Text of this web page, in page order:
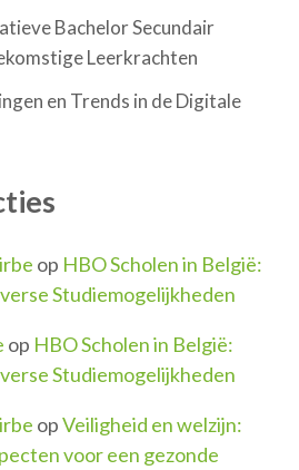
Bachelor Secundair
Leerkrachten
en Trends in de Digitale
op HBO Scholen in België:
Studiemogelijkheden
op HBO Scholen in België:
Studiemogelijkheden
opVeiligheid en welzijn:
voor een gezonde